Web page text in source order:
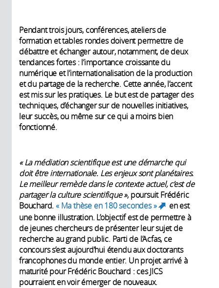
Pendant trois jours, conférences, ateliers de
formation et tables rondes doivent permettre de
débattre et échanger autour, notamment, de deux
tendances fortes : l’importance croissante du
numérique et l’internationalisation de la production
et du partage de la recherche. Cette année, l’accent
est mis sur les pratiques. Le but est de partager des
techniques, d’échanger sur de nouvelles initiatives,
leur succès, ou même sur ce qui a moins bien
fonctionné.
« La médiation scientifique est une démarche qui
doit être internationale. Les enjeux sont planétaires.
Le meilleur remède dans le contexte actuel, c’est de
partager la culture scientifique », poursuit Frédéric
Bouchard.« Ma thèse en 180 secondes »
(link is
external)
en est
une bonne illustration. L’objectif est de permettre à
de jeunes chercheurs de présenter leur sujet de
recherche au grand public. Parti de l’Acfas, ce
concours s’est aujourd’hui étendu aux doctorants
francophones du monde entier. Un projet arrivé à
maturité pour Frédéric Bouchard : ces JICS
pourraient en voir émerger de nouveaux.